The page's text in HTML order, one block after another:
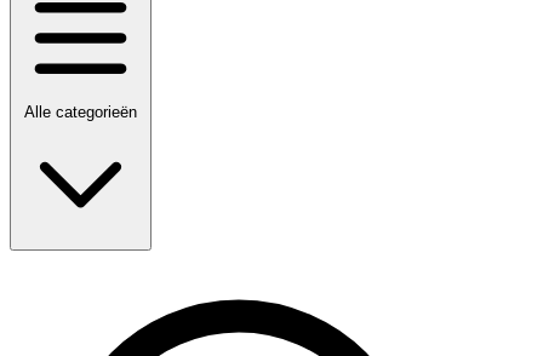
Alle categorieën